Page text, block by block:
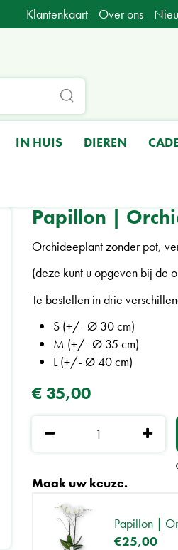
Klantenkaart Over ons
IN HUIS DIEREN
Papillon |
Orchideeplant zonder pot,
(deze kunt u opgeven bij de
Te bestellen in drie
S (+/- Ø 30 cm)
M (+/- Ø 35 cm)
L (+/- Ø 40 cm)
€ 35,00
Maak uw keuze.
Papillon |
€25,00